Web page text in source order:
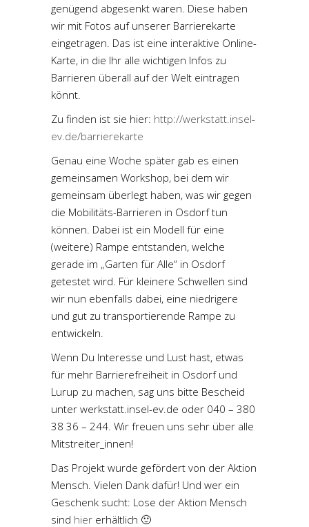
genügend abgesenkt waren. Diese haben
wir mit Fotos auf unserer Barrierekarte
eingetragen. Das ist eine interaktive Online-
Karte, in die Ihr alle wichtigen Infos zu
Barrieren überall auf der Welt eintragen
könnt.
Zu finden ist sie hier: http://werkstatt.insel-
ev.de/barrierekarte
Genau eine Woche später gab es einen
gemeinsamen Workshop, bei dem wir
gemeinsam überlegt haben, was wir gegen
die Mobilitäts-Barrieren in Osdorf tun
können. Dabei ist ein Modell für eine
(weitere) Rampe entstanden, welche
gerade im „Garten für Alle“ in Osdorf
getestet wird. Für kleinere Schwellen sind
wir nun ebenfalls dabei, eine niedrigere
und gut zu transportierende Rampe zu
entwickeln.
Wenn Du Interesse und Lust hast, etwas
für mehr Barrierefreiheit in Osdorf und
Lurup zu machen, sag uns bitte Bescheid
unter werkstatt.insel-ev.de oder 040 – 380
38 36 – 244. Wir freuen uns sehr über alle
Mitstreiter_innen!
Das Projekt wurde gefördert von der Aktion
Mensch. Vielen Dank dafür! Und wer ein
Geschenk sucht: Lose der Aktion Mensch
sind hier erhältlich 🙂